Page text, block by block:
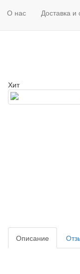
О нас Доставка и
Хит
Описание